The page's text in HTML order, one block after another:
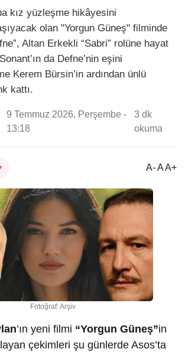
kız yüzleşme hikâyesini
olan "Yorgun Güneş" filminde
Altan Erkekli “Sabri” rolüne hayat
da Defne’nin eşini
Kerem Bürsin’in ardından ünlü
kattı.
9 Temmuz 2026, Perşembe -
13:18
3 dk
okuma
A- A A+
Fotoğraf: Arşiv
’ın yeni filmi “Yorgun Güneş”in
çekimleri şu günlerde Asos’ta